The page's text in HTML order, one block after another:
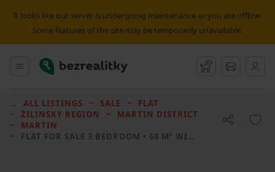
It looks like our server is undergoing maintenance or you are offline.
Some features of the site may be temporarily unavailable.
Main menu
Bezrealitky Watchdog
ALL LISTINGS SALE
FLAT
ŽILINSKÝ REGION
MARTIN DISTRICT
MARTIN
FLAT FOR SALE 3 BEDROOM • 68 M² WITHOUT REAL ESTATE